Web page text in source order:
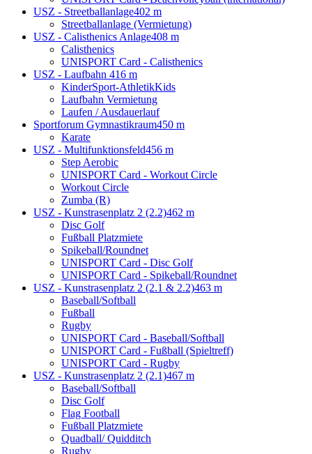
USZ - Streetballanlage402 m
Streetballanlage (Vermietung)
USZ - Calisthenics Anlage408 m
Calisthenics
UNISPORT Card - Calisthenics
USZ - Laufbahn 416 m
KinderSport-AthletikKids
Laufbahn Vermietung
Laufen / Ausdauerlauf
Sportforum Gymnastikraum450 m
Karate
USZ - Multifunktionsfeld456 m
Step Aerobic
UNISPORT Card - Workout Circle
Workout Circle
Zumba (R)
USZ - Kunstrasenplatz 2 (2.2)462 m
Disc Golf
Fußball Platzmiete
Spikeball/Roundnet
UNISPORT Card - Disc Golf
UNISPORT Card - Spikeball/Roundnet
USZ - Kunstrasenplatz 2 (2.1 & 2.2)463 m
Baseball/Softball
Fußball
Rugby
UNISPORT Card - Baseball/Softball
UNISPORT Card - Fußball (Spieltreff)
UNISPORT Card - Rugby
USZ - Kunstrasenplatz 2 (2.1)467 m
Baseball/Softball
Disc Golf
Flag Football
Fußball Platzmiete
Quadball/ Quidditch
Rugby